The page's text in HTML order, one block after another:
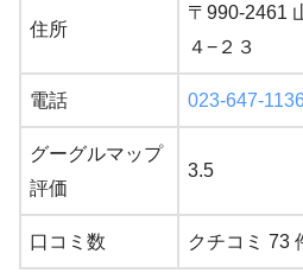
住所
〒990-2461
４−２３
電話 023-647-
グーグルマップ
評価
3.5
口コミ数 クチコミ 73